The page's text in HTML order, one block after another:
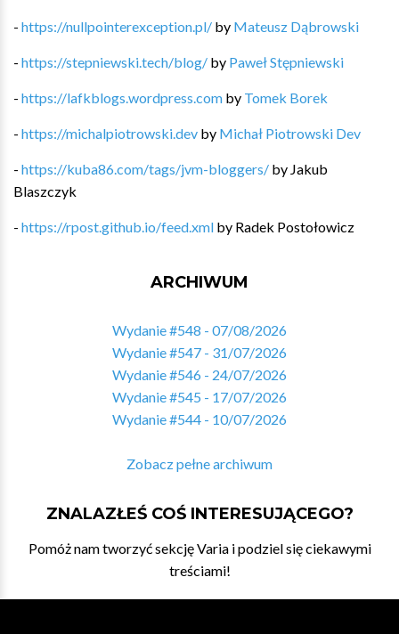
- https://nullpointerexception.pl/ by Mateusz Dąbrowski
- https://stepniewski.tech/blog/ by Paweł Stępniewski
- https://lafkblogs.wordpress.com by Tomek Borek
- https://michalpiotrowski.dev by Michał Piotrowski Dev
- https://kuba86.com/tags/jvm-bloggers/ by Jakub
Blaszczyk
- https://rpost.github.io/feed.xml by Radek Postołowicz
ARCHIWUM
Wydanie #548 - 07/08/2026
Wydanie #547 - 31/07/2026
Wydanie #546 - 24/07/2026
Wydanie #545 - 17/07/2026
Wydanie #544 - 10/07/2026
Zobacz pełne archiwum
ZNALAZŁEŚ COŚ INTERESUJĄCEGO?
Pomóż nam tworzyć sekcję Varia i podziel się ciekawymi
treściami!